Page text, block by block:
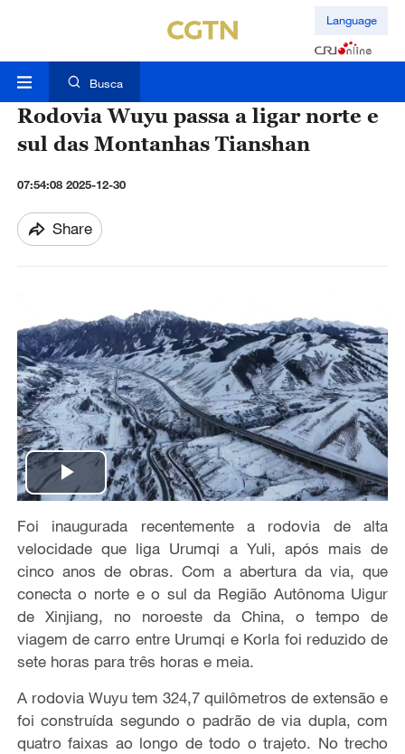
Language
Busca
Rodovia Wuyu passa a ligar norte e
sul das Montanhas Tianshan
07:54:08 2025-12-30
Share
P
l
a
y
V
i
d
Foi inaugurada recentemente a rodovia de alta
velocidade que liga Urumqi a Yuli, após mais de
cinco anos de obras. Com a abertura da via, que
conecta o norte e o sul da Região Autônoma Uigur
de Xinjiang, no noroeste da China, o tempo de
viagem de carro entre Urumqi e Korla foi reduzido de
sete horas para três horas e meia.
A rodovia Wuyu tem 324,7 quilômetros de extensão e
foi construída segundo o padrão de via dupla, com
quatro faixas ao longo de todo o trajeto. No trecho